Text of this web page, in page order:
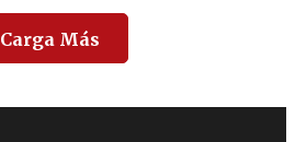
Carga Más